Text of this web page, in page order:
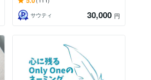
サウティ
30,000 円